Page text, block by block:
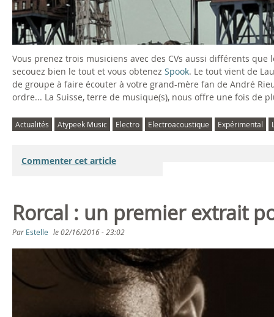
Vous prenez trois musiciens avec des CVs aussi différents
secouez bien le tout et vous obtenez Spook. Le tout vient de
de groupe à faire écouter à votre grand-mère fan de André
ordre... La Suisse, terre de musique(s), nous offre une fois de
Actualités Atypeek Music Electro Electroacoustique Expérimental
Commenter cet article
Rorcal : un premier extrait
Par Estelle le02/16/2016 - 23:02